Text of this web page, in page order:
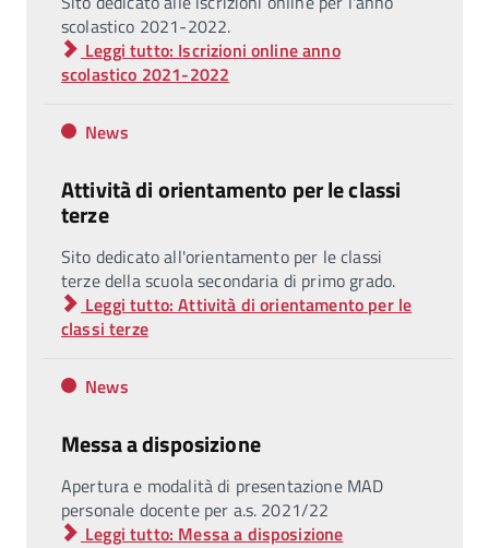
scolastico 2021-2022.
Leggi tutto: Iscrizioni online anno
scolastico 2021-2022
News
Attività di orientamento per le classi
terze
Sito dedicato all'orientamento per le classi
terze della scuola secondaria di primo grado.
Leggi tutto: Attività di orientamento per le
classi terze
News
Messa a disposizione
Apertura e modalità di presentazione MAD
personale docente per a.s. 2021/22
Leggi tutto: Messa a disposizione